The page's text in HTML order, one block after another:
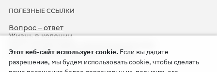
ПОЛЕЗНЫЕ ССЫЛКИ
Вопрос – ответ
Жизнь в колонии
75-я годовщина операции «Север»
Этот веб-сайт использует cookie. Если вы дадите
разрешение, мы будем использовать cookie, чтобы сделать